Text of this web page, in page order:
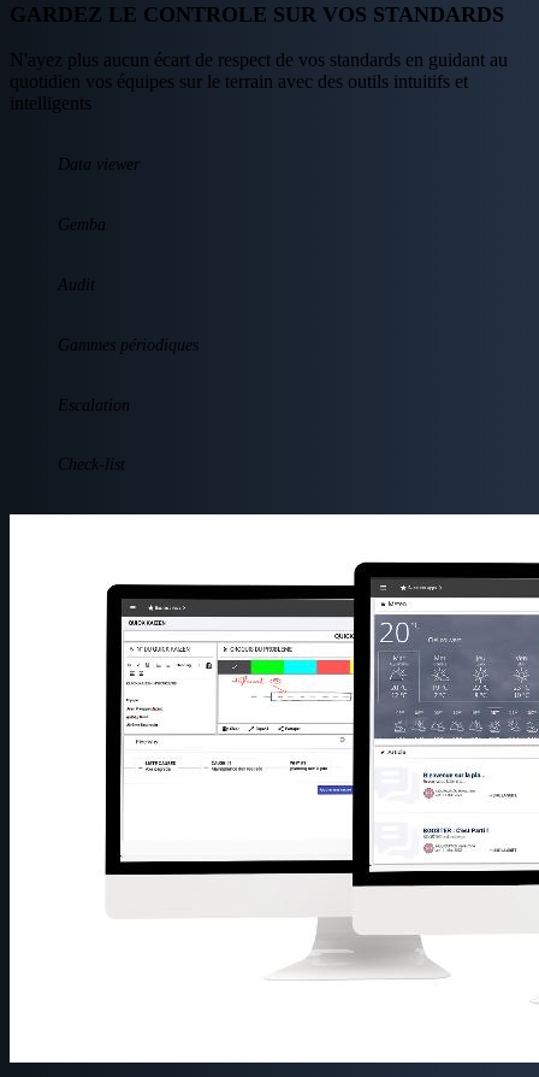
GARDEZ LE CONTROLE SUR VOS STANDARDS
N'ayez plus aucun écart de respect de vos standards en guidant au
quotidien vos équipes sur le terrain avec des outils intuitifs et
intelligents
Data viewer
Gemba
Audit
Gammes périodiques
Escalation
Check-list